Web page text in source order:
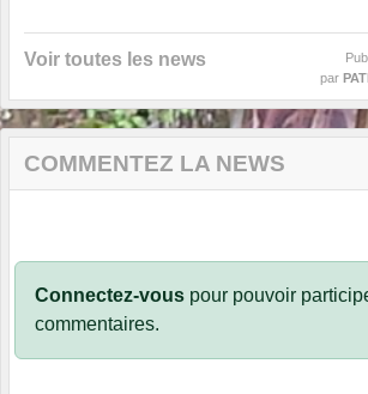
Voir toutes les news
par
COMMENTEZ LA NEWS
Connectez-vous pour pouvoir
commentaires.